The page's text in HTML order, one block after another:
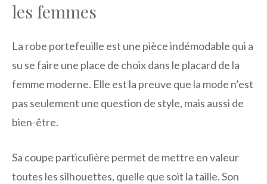
les femmes
La robe portefeuille est une pièce indémodable qui a
su se faire une place de choix dans le placard de la
femme moderne. Elle est la preuve que la mode n’est
pas seulement une question de style, mais aussi de
bien-être.
Sa coupe particulière permet de mettre en valeur
toutes les silhouettes, quelle que soit la taille. Son